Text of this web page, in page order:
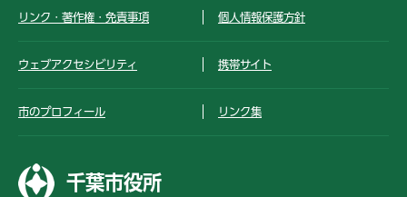
リンク・著作権・免責事項 個人情報保護方針
ウェブアクセシビリティ 携帯サイト
市のプロフィール リンク集
千葉市役所